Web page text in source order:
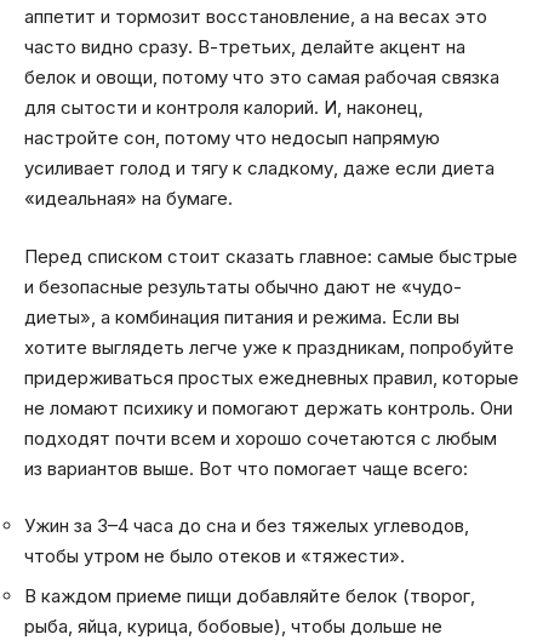
аппетит и тормозит восстановление, а на весах это
часто видно сразу. В-третьих, делайте акцент на
белок и овощи, потому что это самая рабочая связка
для сытости и контроля калорий. И, наконец,
настройте сон, потому что недосып напрямую
усиливает голод и тягу к сладкому, даже если диета
«идеальная» на бумаге.
Перед списком стоит сказать главное: самые быстрые
и безопасные результаты обычно дают не «чудо-
диеты», а комбинация питания и режима. Если вы
хотите выглядеть легче уже к праздникам, попробуйте
придерживаться простых ежедневных правил, которые
не ломают психику и помогают держать контроль. Они
подходят почти всем и хорошо сочетаются с любым
из вариантов выше. Вот что помогает чаще всего:
Ужин за 3–4 часа до сна и без тяжелых углеводов,
чтобы утром не было отеков и «тяжести».
В каждом приеме пищи добавляйте белок (творог,
рыба, яйца, курица, бобовые), чтобы дольше не